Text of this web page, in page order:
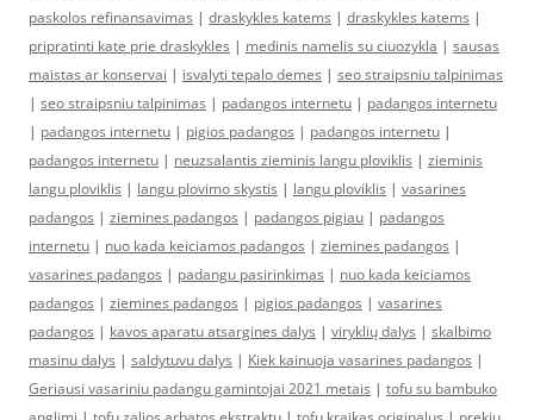
paskolos refinansavimas | draskykles katems | draskykles katems |
pripratinti kate prie draskykles | medinis namelis su ciuozykla | sausas
maistas ar konservai | isvalyti tepalo demes | seo straipsniu talpinimas
| seo straipsniu talpinimas | padangos internetu | padangos internetu
| padangos internetu | pigios padangos | padangos internetu |
padangos internetu | neuzsalantis zieminis langu ploviklis | zieminis
langu ploviklis | langu plovimo skystis | langu ploviklis | vasarines
padangos | ziemines padangos | padangos pigiau | padangos
internetu | nuo kada keiciamos padangos | ziemines padangos |
vasarines padangos | padangu pasirinkimas | nuo kada keiciamos
padangos | ziemines padangos | pigios padangos | vasarines
padangos | kavos aparatu atsargines dalys | viryklių dalys | skalbimo
masinu dalys | saldytuvu dalys | Kiek kainuoja vasarines padangos |
Geriausi vasariniu padangu gamintojai 2021 metais | tofu su bambuko